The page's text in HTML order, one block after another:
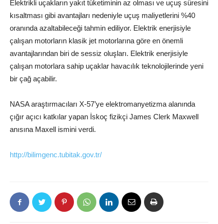
Elektrikli uçakların yakıt tüketiminin az olması ve uçuş süresini
kısaltması gibi avantajları nedeniyle uçuş maliyetlerini %40
oranında azaltabileceği tahmin ediliyor. Elektrik enerjisiyle
çalışan motorların klasik jet motorlarına göre en önemli
avantajlarından biri de sessiz oluşları. Elektrik enerjisiyle
çalışan motorlara sahip uçaklar havacılık teknolojilerinde yeni
bir çağ açabilir.
NASA araştırmacıları X-57’ye elektromanyetizma alanında
çığır açıcı katkılar yapan İskoç fizikçi James Clerk Maxwell
anısına Maxell ismini verdi.
http://bilimgenc.tubitak.gov.tr/